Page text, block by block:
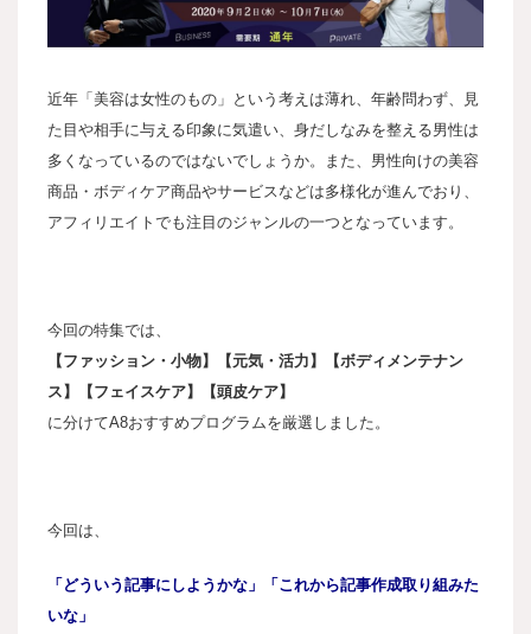
近年「美容は女性のもの」という考えは薄れ、年齢問わず、見
た目や相手に与える印象に気遣い、身だしなみを整える男性は
多くなっているのではないでしょうか。また、男性向けの美容
商品・ボディケア商品やサービスなどは多様化が進んでおり、
アフィリエイトでも注目のジャンルの一つとなっています。
今回の特集では、
【ファッション・小物】【元気・活力】【ボディメンテナン
ス】【フェイスケア】【頭皮ケア】
に分けてA8おすすめプログラムを厳選しました。
今回は、
「どういう記事にしようかな」「これから記事作成取り組みた
いな」